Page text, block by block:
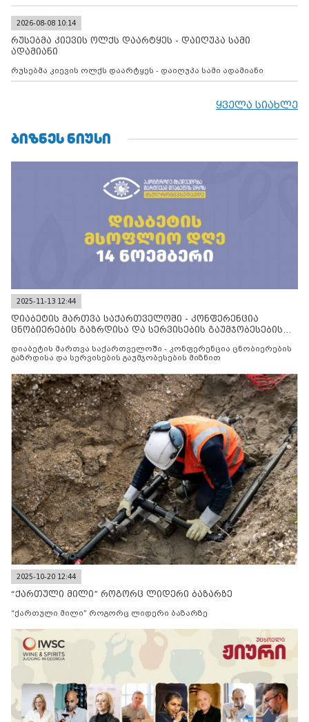
2026-08-08 10:14
რუსებმა კიევის ოლქს დაარტყეს - დაიღუპა სამი
ადამიანი
რუსებმა კიევის ოლქს დაარტყეს - დაიღუპა სამი ადამიანი
ყველა სიახლე
ᲑᲘᲖᲜᲔᲡ ᲜᲘᲣᲡᲘ
2025-11-13 12:44
დიაბეტის მართვა საქართველოში - კონფერენცია
ცნობიერების გაზრდისა და სერვისების გაუმჯობესების
დიაბეტის მართვა საქართველოში - კონფერენცია ცნობიერების
გაზრდისა და სერვისების გაუმჯობესების მიზნით
2025-10-20 12:44
“ქართული მილი” როგორც ლიდერი ბაზარზე
“ქართული მილი” როგორც ლიდერი ბაზარზე